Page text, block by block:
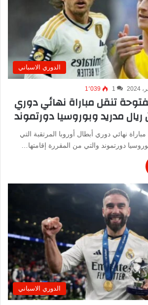
الدوري الاسباني
1 1٬039
تنقل مباراة نهائي دوري
ريال مدريد وبوروسيا دورتموند
نهائي دوري أبطال أوروبا المرتقبة التي
دورتموند والتي من المقررة إقامتها…
الدوري الاسباني